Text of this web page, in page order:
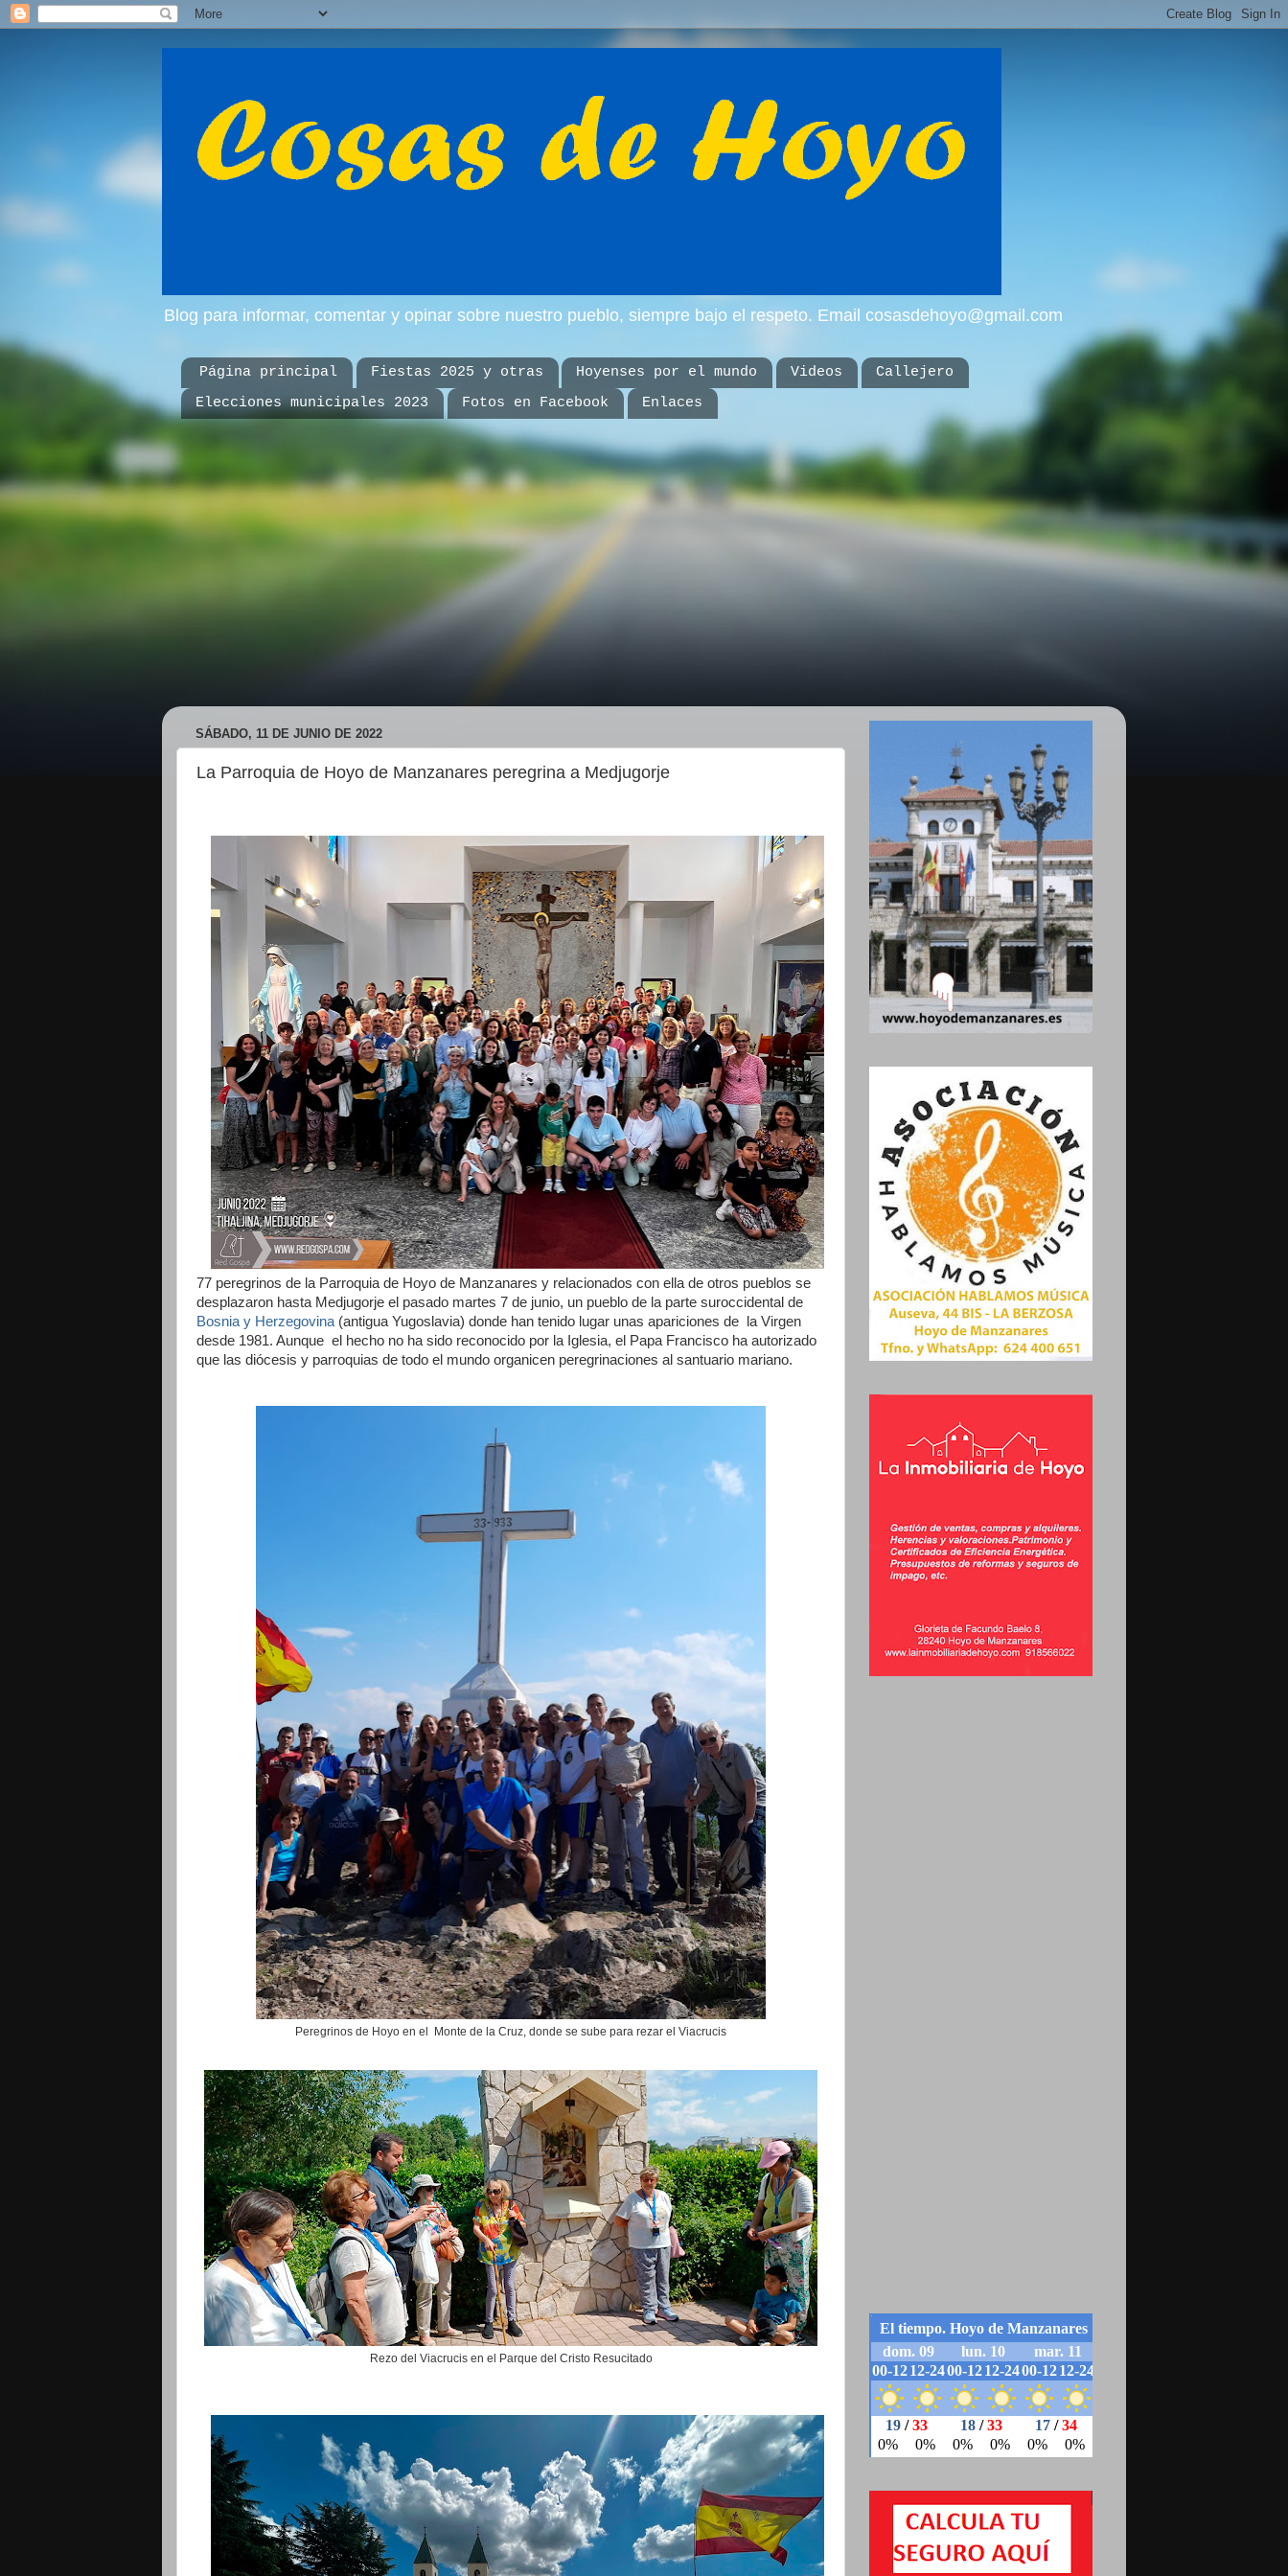
Blog para informar, comentar y opinar sobre nuestro pueblo, siempre bajo el respeto. Email cosasdehoyo@gmail.com
Página principal Fiestas 2025 y otras Hoyenses por el mundo Videos
Callejero
Elecciones municipales 2023
Fotos en Facebook Enlaces
SÁBADO, 11 DE JUNIO DE 2022
La Parroquia de Hoyo de Manzanares peregrina a Medjugorje
77 peregrinos de la Parroquia de Hoyo de Manzanares y relacionados con ella de otros pueblos se
desplazaron hasta Medjugorje el pasado martes 7 de junio, un pueblo de la parte suroccidental de
Bosnia y Herzegovina (antigua Yugoslavia) donde han tenido lugar unas apariciones de la Virgen
desde 1981. Aunque el hecho no ha sido reconocido por la Iglesia, el Papa Francisco ha autorizado
que las diócesis y parroquias de todo el mundo organicen peregrinaciones al santuario mariano.
Peregrinos de Hoyo en el Monte de la Cruz, donde se sube para rezar el Viacrucis
Rezo del Viacrucis en el Parque del Cristo Resucitado